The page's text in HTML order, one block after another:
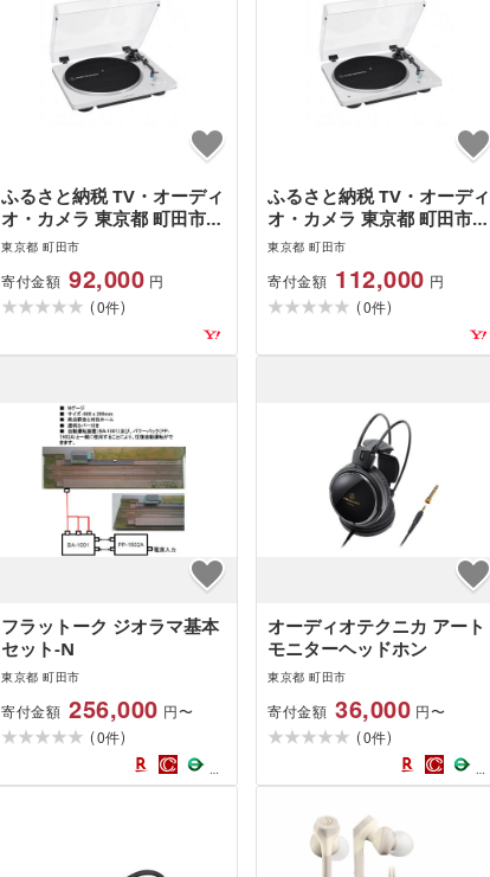
ふるさと納税 TV・オーディ
オ・カメラ 東京都 町田市
オーディオテクニカ ターン
イト/シルバー) WS(ホワイ
ト/シルバー)
東京都 町田市
寄付金額 92,000 円
(0件)
ふるさと納税 TV・オーディ
オ・カメラ 東京都 町田市
オーディオテクニカ ワイヤ
LP70XBT WS(ホワイト/シ
ルバー) WS(ホワイト/シル
東京都 町田市
寄付金額 112,000 円
(0件)
フラットーク ジオラマ基本
セット-N
東京都 町田市
寄付金額 256,000 円〜
(0件)
オーディオテクニカ アート
モニターヘッドホン
東京都 町田市
寄付金額 36,000 円〜
(0件)